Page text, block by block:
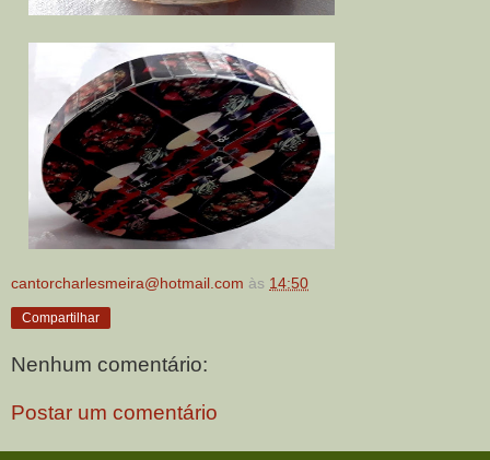
cantorcharlesmeira@hotmail.com às 14:50
Compartilhar
Nenhum comentário:
Postar um comentário